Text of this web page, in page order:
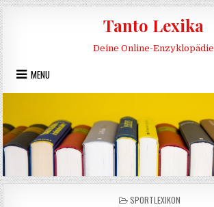
Skip to content
Tanto Lexika
Deine Online-Enzyklopädie
MENU
POSTED IN
SPORTLEXIKON